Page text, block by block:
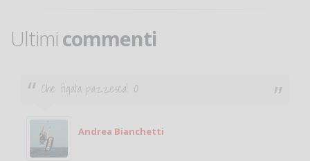
Ultimi commenti
Che figata pazzesca! :O
Andrea Bianchetti